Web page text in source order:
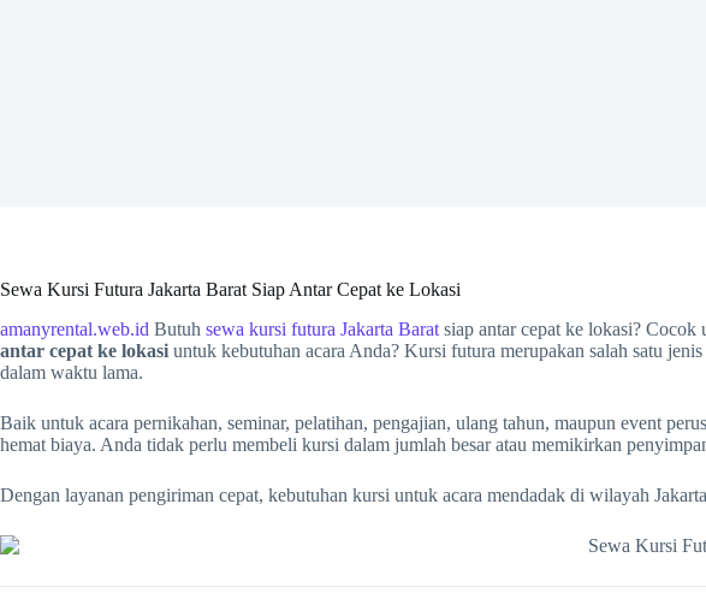
Sewa Kursi Futura Jakarta Barat Siap Antar Cepat ke Lokasi
amanyrental.web.id Butuh sewa kursi futura Jakarta Barat siap antar cepat ke lokasi? Cocok
antar cepat ke lokasi untuk kebutuhan acara Anda? Kursi futura merupakan salah satu
dalam waktu lama.
Baik untuk acara pernikahan, seminar, pelatihan, pengajian, ulang tahun, maupun event
hemat biaya. Anda tidak perlu membeli kursi dalam jumlah besar atau memikirkan
Dengan layanan pengiriman cepat, kebutuhan kursi untuk acara mendadak di wilayah